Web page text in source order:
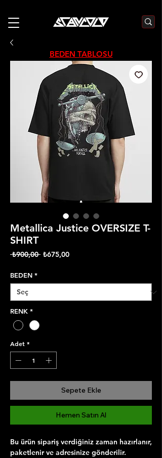
Metallica Justice OVERSIZE T-
SHIRT
₺900,00 Normal
₺675,00İndirimli
BEDEN *
RENK *
Adet *
Sepete Ekle
Hemen Satın Al
Bu ürün sipariş verdiğiniz zaman hazırlanır,
paketlenir ve adresinize gönderilir.
BEDEN TABLOSU